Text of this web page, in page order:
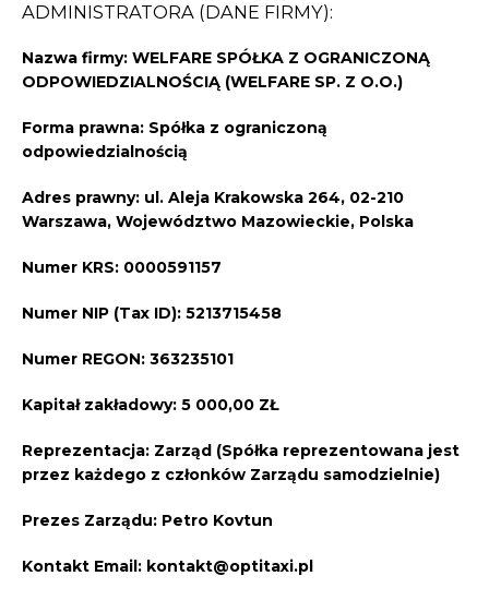
ADMINISTRATORA (DANE FIRMY):
Nazwa firmy: WELFARE SPÓŁKA Z OGRANICZONĄ
ODPOWIEDZIALNOŚCIĄ (WELFARE SP. Z O.O.)
Forma prawna: Spółka z ograniczoną
odpowiedzialnością
Adres prawny: ul. Aleja Krakowska 264, 02-210
Warszawa, Województwo Mazowieckie, Polska
Numer KRS: 0000591157
Numer NIP (Tax ID): 5213715458
Numer REGON: 363235101
Kapitał zakładowy: 5 000,00 ZŁ
Reprezentacja: Zarząd (Spółka reprezentowana jest
przez każdego z członków Zarządu samodzielnie)
Prezes Zarządu: Petro Kovtun
Kontakt Email: kontakt@optitaxi.pl